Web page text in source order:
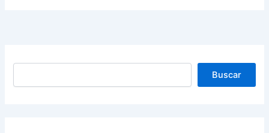
Buscar
Buscar